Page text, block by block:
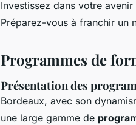
Investissez dans votre
Préparez-vous à franchir un
Programmes de
Présentation des
Bordeaux, avec son
une large gamme de